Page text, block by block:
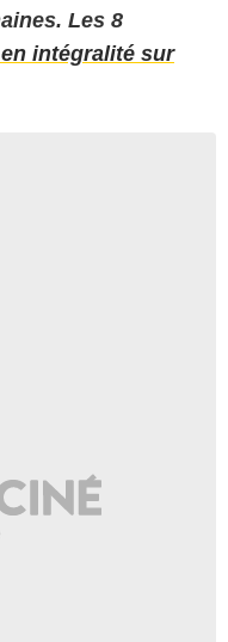
Les 8
intégralité sur